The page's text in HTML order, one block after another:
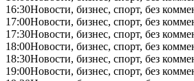
16:30Новости, бизнес, спорт, без
17:00Новости, бизнес, спорт, без
17:30Новости, бизнес, спорт, без
18:00Новости, бизнес, спорт, без
18:30Новости, бизнес, спорт, без
19:00Новости, бизнес, спорт, без